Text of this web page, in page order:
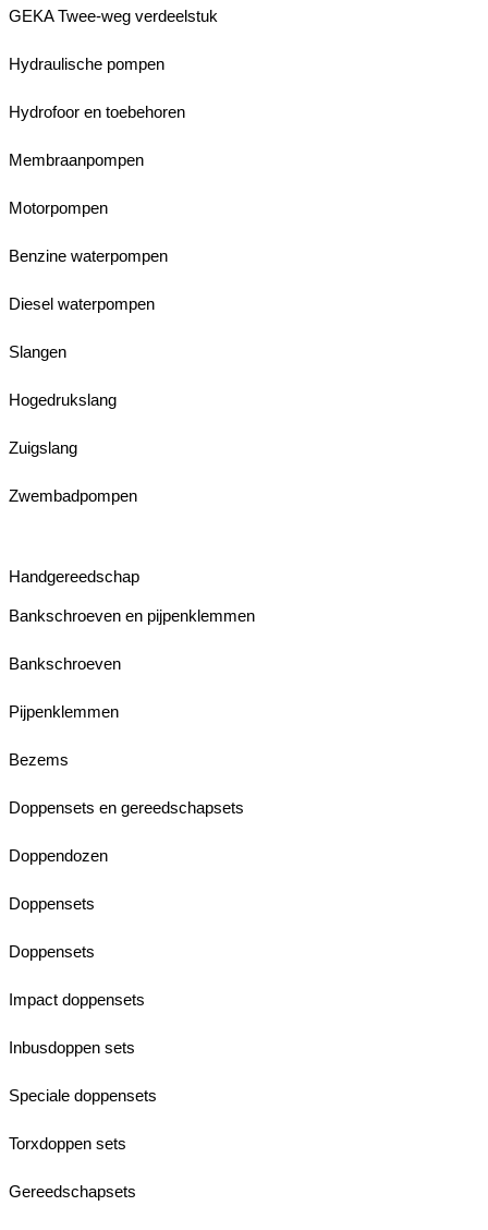
GEKA Twee-weg verdeelstuk
Hydraulische pompen
Hydrofoor en toebehoren
Membraanpompen
Motorpompen
Benzine waterpompen
Diesel waterpompen
Slangen
Hogedrukslang
Zuigslang
Zwembadpompen
Handgereedschap
Bankschroeven en pijpenklemmen
Bankschroeven
Pijpenklemmen
Bezems
Doppensets en gereedschapsets
Doppendozen
Doppensets
Doppensets
Impact doppensets
Inbusdoppen sets
Speciale doppensets
Torxdoppen sets
Gereedschapsets